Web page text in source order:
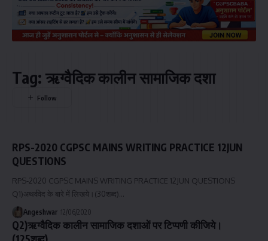
Tag: ऋग्वैदिक कालीन सामाजिक दशा
RPS-2020 CGPSC MAINS WRITING PRACTICE 12JUN
QUESTIONS
RPS-2020 CGPSC MAINS WRITING PRACTICE 12JUN QUESTIONS
Q1)अथर्ववेद के बारे में लिखये।(30शब्द)…
Angeshwar 12/06/2020
Q2)ऋग्वैदिक कालीन सामाजिक दशाओं पर टिप्पणी कीजिये।